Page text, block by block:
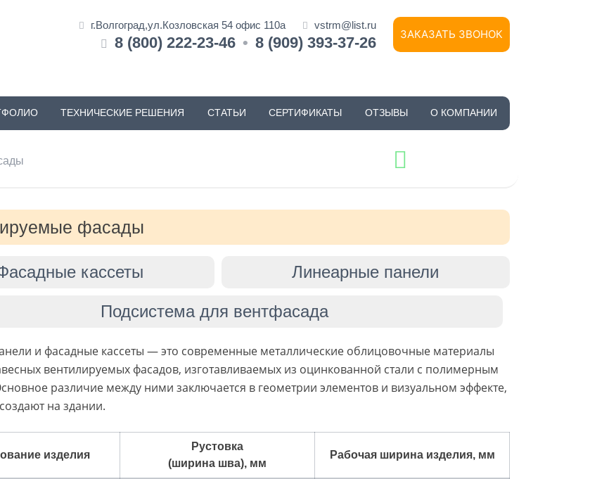
г.Волгоград,ул.Козловская 54 офис 110а vstrm@list.ru
8 (800) 222-23-46 • 8 (909) 393-37-26 ЗАКАЗАТЬ ЗВОНОК
ТЕХНИЧЕСКИЕ РЕШЕНИЯ СТАТЬИ СЕРТИФИКАТЫ ОТЗЫВЫ О КОМПАНИИ
фасады
кассеты Линеарные панели
Подсистема для вентфасада
и фасадные кассеты — это современные металлические облицовочные материалы
вентилируемых фасадов, изготавливаемых из оцинкованной стали с полимерным
различие между ними заключается в геометрии элементов и визуальном эффекте,
на здании.
изделия
Рустовка
(ширина шва), мм
Рабочая ширина изделия, мм